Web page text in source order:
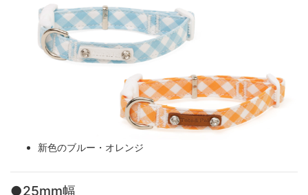
新色のブルー・オレンジ
●25mm幅